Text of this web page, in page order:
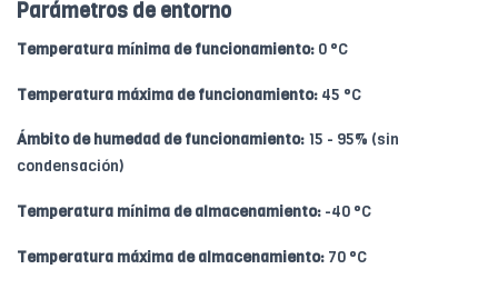
Parámetros de entorno
Temperatura mínima de funcionamiento: 0 °C
Temperatura máxima de funcionamiento: 45 °C
Ámbito de humedad de funcionamiento: 15 - 95% (sin
condensación)
Temperatura mínima de almacenamiento: -40 °C
Temperatura máxima de almacenamiento: 70 °C